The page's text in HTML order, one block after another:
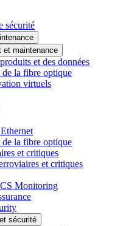
sécurité
et maintenance
et des données
de la fibre optique
virtuels
de la fibre optique
et critiques
et critiques
Monitoring
sécurité